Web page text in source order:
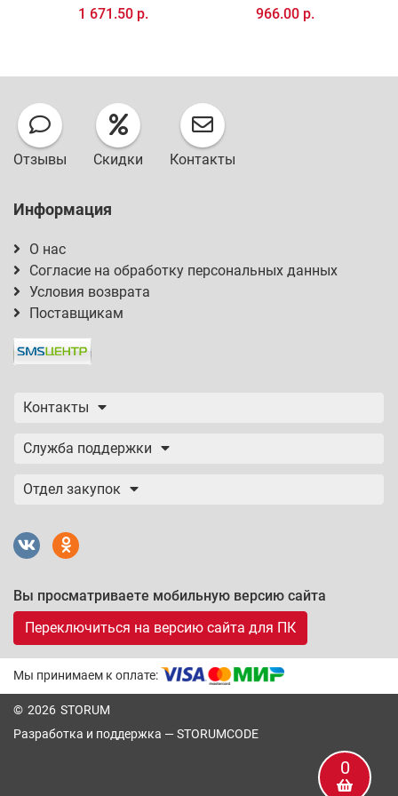
0
1 671.50 р. 966.00 р.
Отзывы Скидки Контакты
Информация
О нас
Согласие на обработку персональных данных
Условия возврата
Поставщикам
Контакты
Служба поддержки
Отдел закупок
Вы просматриваете мобильную версию сайта
Переключиться на версию сайта для ПК
Мы принимаем к оплате:
© 2026 STORUM
Разработка и поддержка — STORUMCODE